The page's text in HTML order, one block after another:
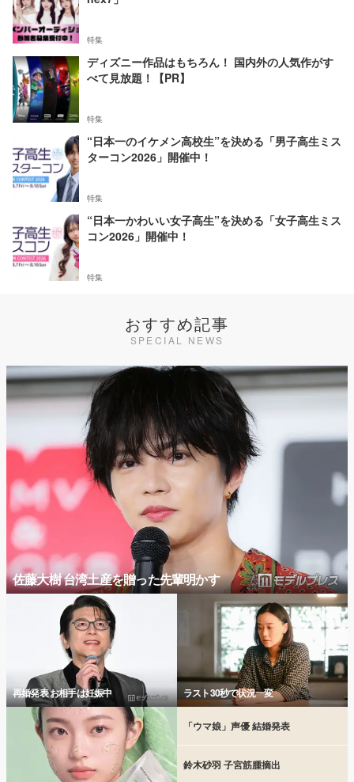
特集
ディズニー作品はもちろん！ 国内外の人気作がす
べて見放題！【PR】
特集
“日本一のイケメン高校生”を決める「男子高生ミス
ターコン2026」開催中！
特集
“日本一かわいい女子高生”を決める「女子高生ミス
コン2026」開催中！
特集
おすすめ記事
SPECIAL NEWS
佐藤大樹 台湾土産を贈った先輩明かす
再婚発表 お相手は妊娠中 ラスト30秒で状況一変
「ウマ娘」声優 結婚発表
鈴木砂羽 子宮筋腫摘出